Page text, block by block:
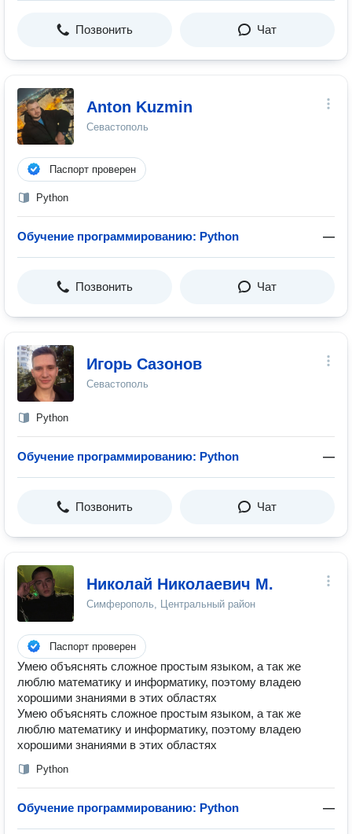
Позвонить Чат
Anton Kuzmin
Севастополь
Паспорт проверен
Python
Обучение программированию: Python —
Позвонить Чат
Игорь Сазонов
Севастополь
Python
Обучение программированию: Python —
Позвонить Чат
Николай Николаевич М.
Симферополь, Центральный район
Паспорт проверен
Умею объяснять сложное простым языком, а так же
люблю математику и информатику, поэтому владею
хорошими знаниями в этих областях
Умею объяснять сложное простым языком, а так же
люблю математику и информатику, поэтому владею
хорошими знаниями в этих областях
Python
Обучение программированию: Python —